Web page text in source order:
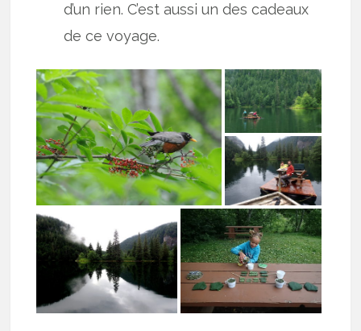
d’un rien. C’est aussi un des cadeaux
de ce voyage.